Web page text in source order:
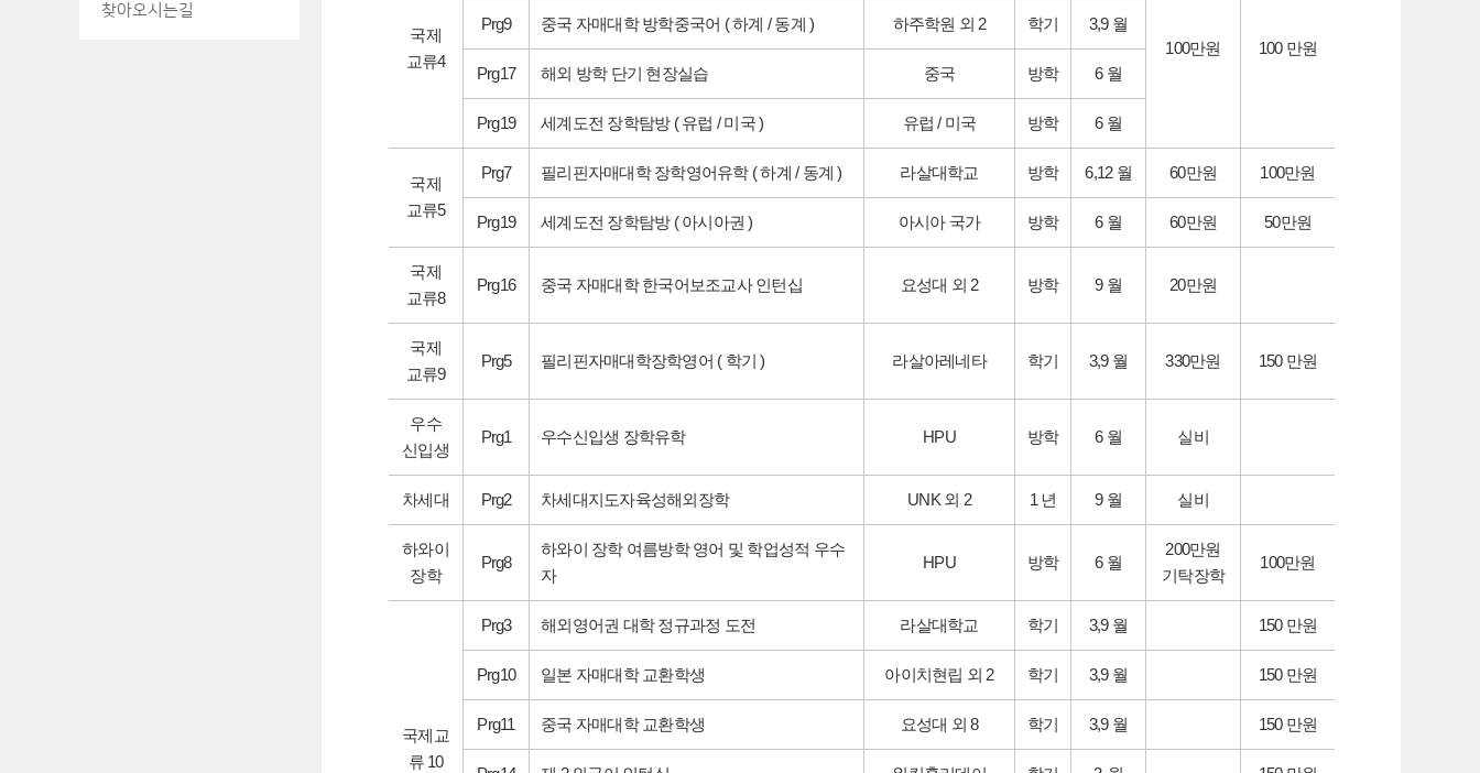
찾아오시는길
국제
교류4
100만원 100 만원
Prg9 중국 자매대학 방학중국어 ( 하계 / 동계 ) 하주학원 외 2 학기 3,9 월
Prg17 해외 방학 단기 현장실습 중국 방학 6 월
Prg19 세계도전 장학탐방 ( 유럽 / 미국 ) 유럽 / 미국 방학 6 월
국제
교류5
Prg7 필리핀자매대학 장학영어유학 ( 하계 / 동계 ) 라살대학교 방학 6,12 월 60만원 100만원
Prg19 세계도전 장학탐방 ( 아시아권 ) 아시아 국가 방학 6 월 60만원 50만원
국제
교류8
Prg16 중국 자매대학 한국어보조교사 인턴십 요성대 외 2 방학 9 월 20만원
국제
교류9
Prg5 필리핀자매대학장학영어 ( 학기 ) 라살아레네타 학기 3,9 월 330만원 150 만원
우수
신입생
Prg1 우수신입생 장학유학 HPU 방학 6 월 실비
차세대 Prg2 차세대지도자육성해외장학 UNK 외 2 1 년 9 월 실비
하와이
장학
Prg8
하와이 장학 여름방학 영어 및 학업성적 우수
자
HPU 방학 6 월
200만원
기탁장학
100만원
국제교
류 10
Prg3 해외영어권 대학 정규과정 도전 라살대학교 학기 3,9 월 150 만원
Prg10 일본 자매대학 교환학생 아이치현립 외 2 학기 3,9 월 150 만원
Prg11 중국 자매대학 교환학생 요성대 외 8 학기 3,9 월 150 만원